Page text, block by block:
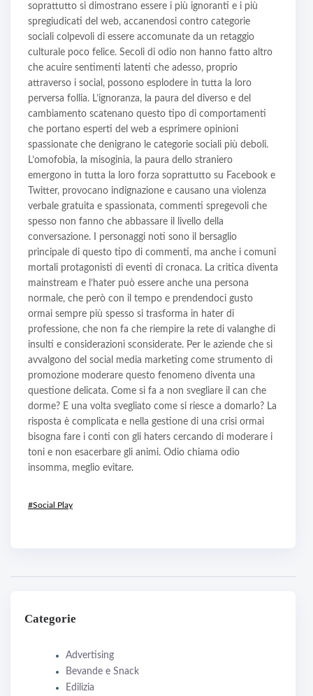
soprattutto si dimostrano essere i più ignoranti e i più
spregiudicati del web, accanendosi contro categorie
sociali colpevoli di essere accomunate da un retaggio
culturale poco felice. Secoli di odio non hanno fatto altro
che acuire sentimenti latenti che adesso, proprio
attraverso i social, possono esplodere in tutta la loro
perversa follia. L’ignoranza, la paura del diverso e del
cambiamento scatenano questo tipo di comportamenti
che portano esperti del web a esprimere opinioni
spassionate che denigrano le categorie sociali più deboli.
L’omofobia, la misoginia, la paura dello straniero
emergono in tutta la loro forza soprattutto su Facebook e
Twitter, provocano indignazione e causano una violenza
verbale gratuita e spassionata, commenti spregevoli che
spesso non fanno che abbassare il livello della
conversazione. I personaggi noti sono il bersaglio
principale di questo tipo di commenti, ma anche i comuni
mortali protagonisti di eventi di cronaca. La critica diventa
mainstream e l’hater può essere anche una persona
normale, che però con il tempo e prendendoci gusto
ormai sempre più spesso si trasforma in hater di
professione, che non fa che riempire la rete di valanghe di
insulti e considerazioni sconsiderate. Per le aziende che si
avvalgono del social media marketing come strumento di
promozione moderare questo fenomeno diventa una
questione delicata. Come si fa a non svegliare il can che
dorme? E una volta svegliato come si riesce a domarlo? La
risposta è complicata e nella gestione di una crisi ormai
bisogna fare i conti con gli haters cercando di moderare i
toni e non esacerbare gli animi. Odio chiama odio
insomma, meglio evitare.
#Social Play
Categorie
Advertising
Bevande e Snack
Edilizia